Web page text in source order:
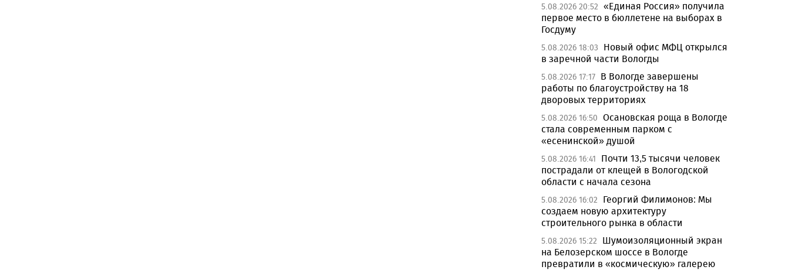
5.08.2026 20:52 «Единая Россия» получила
первое место в бюллетене на выборах в
Госдуму
5.08.2026 18:03
Новый офис МФЦ открылся
в заречной части Вологды
5.08.2026 17:17 В Вологде завершены
работы по благоустройству на 18
дворовых территориях
5.08.2026 16:50 Осановская роща в Вологде
стала современным парком с
«есенинской» душой
5.08.2026 16:41
Почти 13,5 тысячи человек
пострадали от клещей в Вологодской
области с начала сезона
5.08.2026 16:02
Георгий Филимонов: Мы
создаем новую архитектуру
строительного рынка в области
5.08.2026 15:22
Шумоизоляционный экран
на Белозерском шоссе в Вологде
превратили в «космическую» галерею